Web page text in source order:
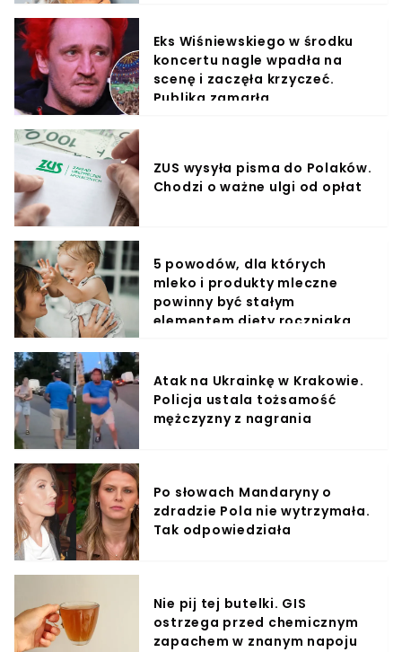
Eks Wiśniewskiego w środku
koncertu nagle wpadła na
scenę i zaczęła krzyczeć.
Publika zamarła
ZUS wysyła pisma do Polaków.
Chodzi o ważne ulgi od opłat
5 powodów, dla których
mleko i produkty mleczne
powinny być stałym
elementem diety roczniaka
Atak na Ukrainkę w Krakowie.
Policja ustala tożsamość
mężczyzny z nagrania
Po słowach Mandaryny o
zdradzie Pola nie wytrzymała.
Tak odpowiedziała
Nie pij tej butelki. GIS
ostrzega przed chemicznym
zapachem w znanym napoju